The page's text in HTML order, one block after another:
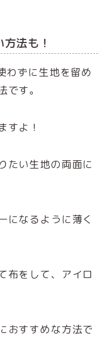
法も！
わずに生地を留め
す。
すよ！
たい生地の両面に
になるように薄く
布をして、アイロ
おすすめな方法で